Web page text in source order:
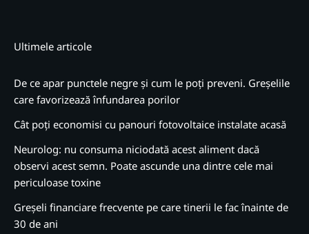
Ultimele articole
De ce apar punctele negre și cum le poți preveni. Greșelile
care favorizează înfundarea porilor
Cât poți economisi cu panouri fotovoltaice instalate acasă
Neurolog: nu consuma niciodată acest aliment dacă
observi acest semn. Poate ascunde una dintre cele mai
periculoase toxine
Greșeli financiare frecvente pe care tinerii le fac înainte de
30 de ani